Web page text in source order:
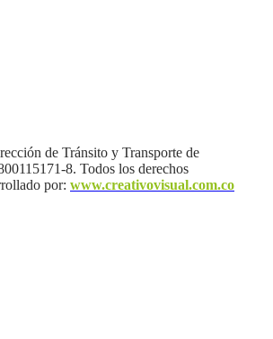
de Tránsito y Transporte de
8. Todos los derechos
por: www.creativovisual.com.co